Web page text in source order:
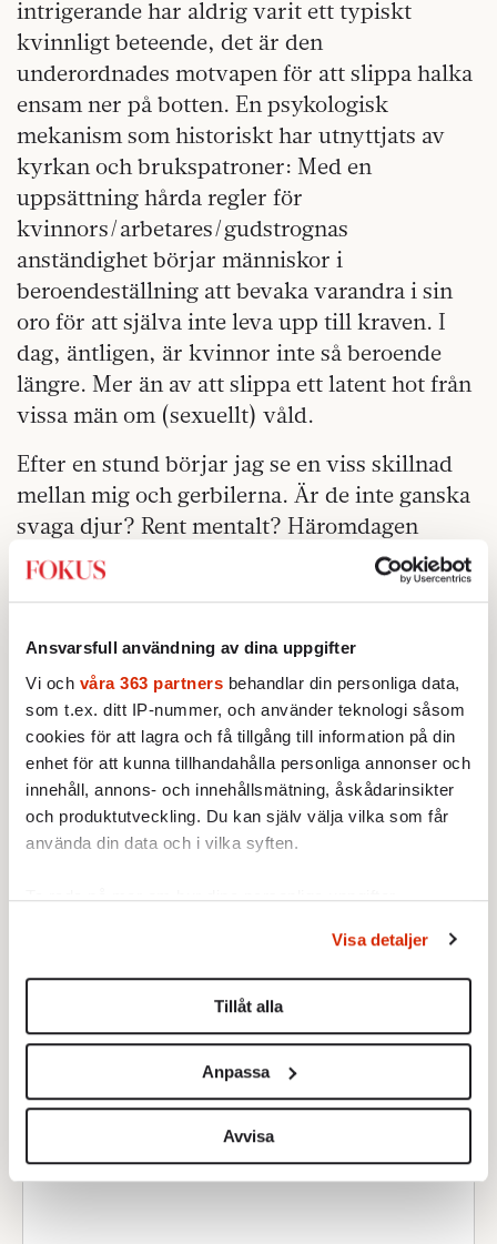
Ansvarsfull användning av dina uppgifter
Vi och våra 363 partners behandlar din personliga data,
som t.ex. ditt IP-nummer, och använder teknologi såsom
cookies för att lagra och få tillgång till information på din
enhet för att kunna tillhandahålla personliga annonser och
innehåll, annons- och innehållsmätning, åskådarinsikter
och produktutveckling. Du kan själv välja vilka som får
använda din data och i vilka syften.
Ta reda på mer om hur dina personliga uppgifter
Du kan ändra eller dra tillbaka ditt samtycke när som
helst från cookie-förklaringen.
Vi använder enhetsidentifierare för att anpassa innehållet
för sociala medier och analysera vår trafik. Vi
vidarebefordrar även sådana identifierare och annan
information från din enhet till de sociala medier och
annons- och analysföretag som vi samarbetar med.
Visa detaljer
Tillåt alla
Anpassa
Avvisa
intrigerande har aldrig varit ett typiskt
kvinnligt beteende, det är den
underordnades motvapen för att slippa halka
ensam ner på botten. En psykologisk
mekanism som historiskt har utnyttjats av
kyrkan och brukspatroner: Med en
uppsättning hårda regler för
kvinnors/arbetares/gudstrognas
anständighet börjar människor i
beroendeställning att bevaka varandra i sin
oro för att själva inte leva upp till kraven. I
dag, äntligen, är kvinnor inte så beroende
längre. Mer än av att slippa ett latent hot från
vissa män om (sexuellt) våld.
Efter en stund börjar jag se en viss skillnad
mellan mig och gerbilerna. Är de inte ganska
svaga djur? Rent mentalt? Häromdagen
gnagde de hål i vattenflaskan och berövade
därmed sig själva all tillgång på vätska.
»Skyll er själva!« tänkte däggdjuret med
ryggmärgsreflexen.
Men människan i mig fixade en ny
vattenflaska. Skön känsla att vara den som
kan välja. Den som inte är ett offer för
primitiva instinkter och behov.
Varsågod söta gerbilerna. Jag vet att ni inte
är kulturredaktör. Läs
hennesartiklar här.